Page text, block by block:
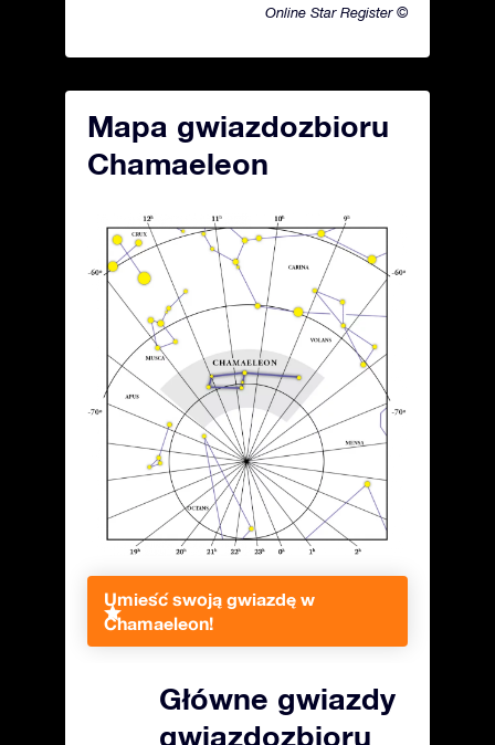
Online Star Register ©
Mapa gwiazdozbioru
Chamaeleon
Umieść swoją gwiazdę w
Chamaeleon!
Główne gwiazdy
gwiazdozbioru